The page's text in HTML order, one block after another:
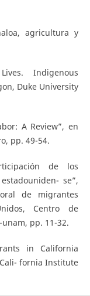
agricultura y
Indigenous
Duke University
A Review”, en
pp. 49-54.
de los
se”,
de migrantes
Centro de
pp. 11-32.
in California
fornia Institute